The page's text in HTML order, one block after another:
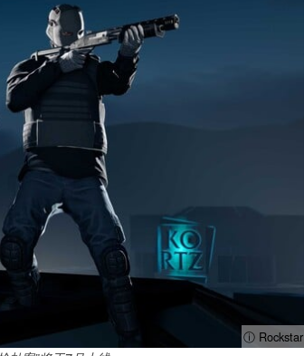
ⓘ Rockstar